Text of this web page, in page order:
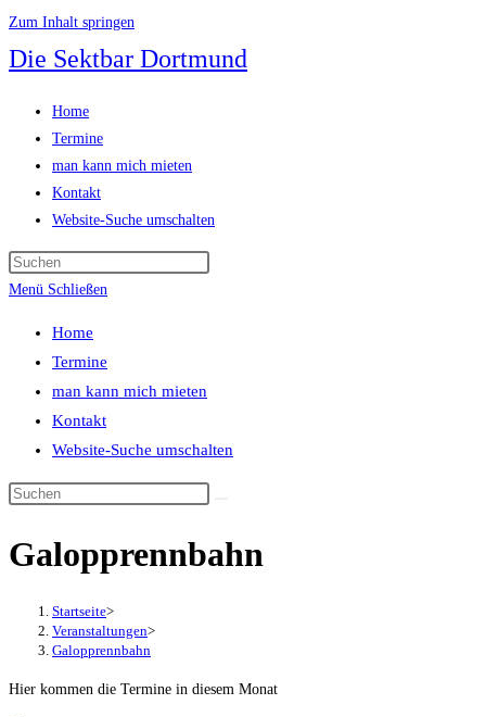
Zum Inhalt springen
Die Sektbar Dortmund
Home
Termine
man kann mich mieten
Kontakt
Website-Suche umschalten
Menü Schließen
Home
Termine
man kann mich mieten
Kontakt
Website-Suche umschalten
Galopprennbahn
Startseite>
Veranstaltungen>
Galopprennbahn
Hier kommen die Termine in diesem Monat